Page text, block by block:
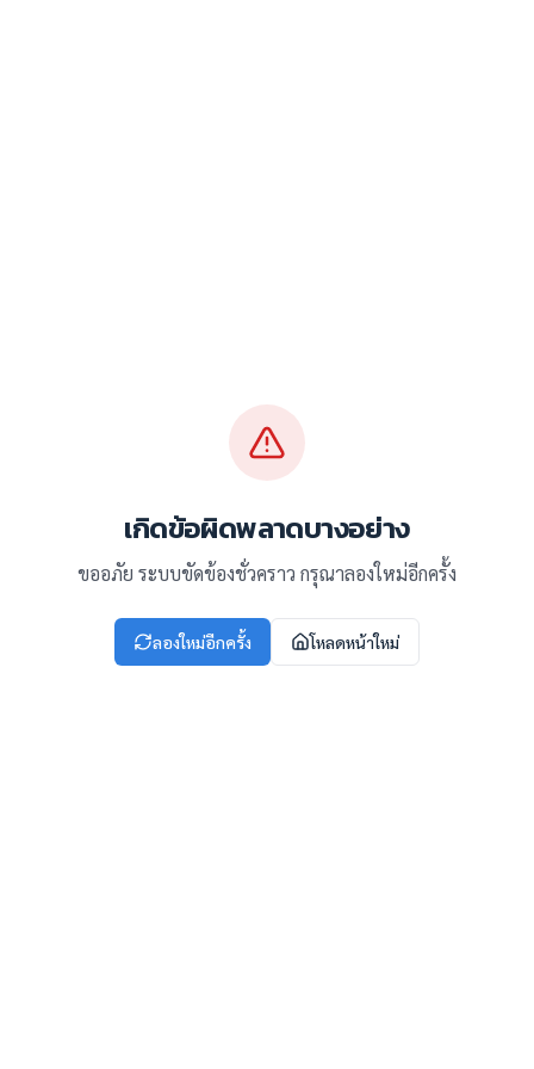
เกิดข้อผิดพลาดบางอย่าง
ขออภัย ระบบขัดข้องชั่วคราว กรุณาลองใหม่อีกครั้ง
ลองใหม่อีกครั้ง โหลดหน้าใหม่